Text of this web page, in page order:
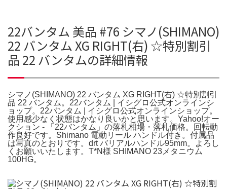
22バンタム 美品 #76 シマノ(SHIMANO)
22 バンタム XG RIGHT(右) ☆特別割引
品 22 バンタムの詳細情報
シマノ(SHIMANO) 22 バンタム XG RIGHT(右) ☆特別割引
品 22 バンタム。22バンタム | イシグロ公式オンラインシ
ョップ。22バンタム | イシグロ公式オンラインショップ。
使用感少なく状態はかなり良いかと思います。Yahoo!オー
クション - 「22バンタム」の落札相場・落札価格。回転動
作良好です。Shimano 電動リール ハンドル付き。付属品
は写真のとおりです。drt バリアルハンドル95mm。よろし
くお願いいたします。T*N様 SHIMANO 23メタニウム
100HG。